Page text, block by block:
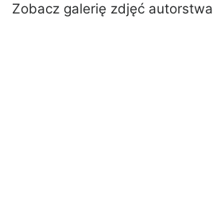
Zobacz galerię zdjęć autorstwa